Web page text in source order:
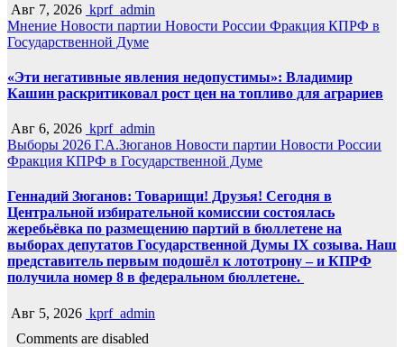
Авг 7, 2026 kprf_admin
Мнение Новости партии Новости России Фракция КПРФ в
Государственной Думе
«Эти негативные явления недопустимы»: Владимир
Кашин раскритиковал рост цен на топливо для аграриев
Авг 6, 2026 kprf_admin
Выборы 2026 Г.А.Зюганов Новости партии Новости России
Фракция КПРФ в Государственной Думе
Геннадий Зюганов: Товарищи! Друзья! Сегодня в
Центральной избирательной комиссии состоялась
жеребьёвка по размещению партий в бюллетене на
выборах депутатов Государственной Думы IX созыва. Наш
представитель первым подошёл к лототрону – и КПРФ
получила номер 8 в федеральном бюллетене.
Авг 5, 2026 kprf_admin
Comments are disabled